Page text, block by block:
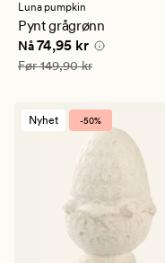
Luna pumpkin
Pynt grågrønn
Nåværende pris
Nå74,95 kr
Vanlig pris 149,90 kr
Før149,90 kr
Nyhet -50%